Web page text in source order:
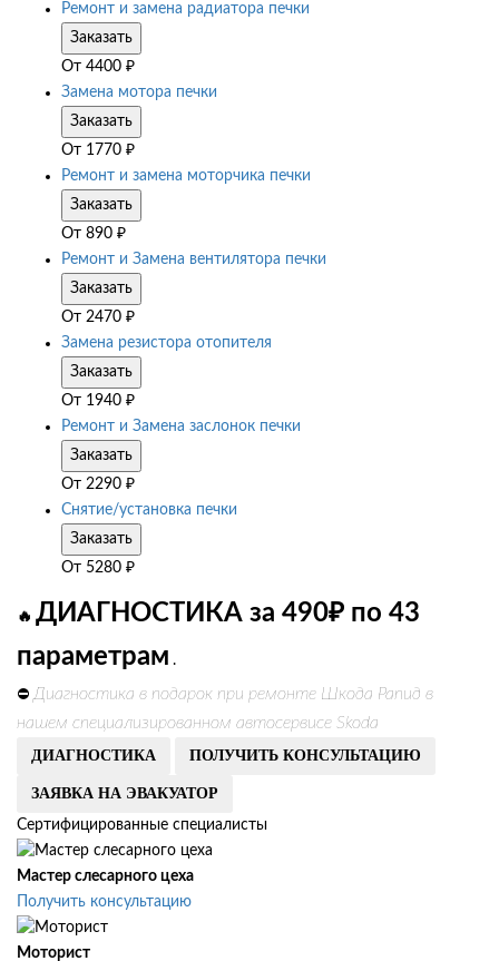
Ремонт и замена радиатора печки
Заказать
От 4400 ₽
Замена мотора печки
Заказать
От 1770 ₽
Ремонт и замена моторчика печки
Заказать
От 890 ₽
Ремонт и Замена вентилятора печки
Заказать
От 2470 ₽
Замена резистора отопителя
Заказать
От 1940 ₽
Ремонт и Замена заслонок печки
Заказать
От 2290 ₽
Снятие/установка печки
Заказать
От 5280 ₽
🔥 ДИАГНОСТИКА за 490₽ по 43
параметрам .
⛔ Диагностика в подарок при ремонте Шкода Рапид в
нашем специализированном автосервисе Skoda
ДИАГНОСТИКА ПОЛУЧИТЬ КОНСУЛЬТАЦИЮ
ЗАЯВКА НА ЭВАКУАТОР
Сертифицированные специалисты
Мастер слесарного цеха
Получить консультацию
Моторист